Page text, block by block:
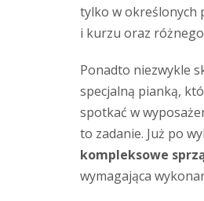
tylko w określonych
i kurzu oraz
Ponadto niezwykle
specjalną pianką,
spotkać w
to zadanie. Już po
kompleksowe
wymagająca